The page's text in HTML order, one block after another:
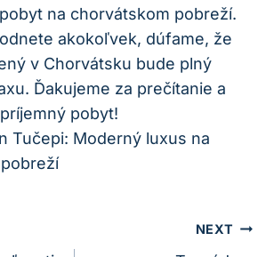
na chorvátskom pobreží.
akokoľvek, dúfame, že
v Chorvátsku bude plný
Ďakujeme za prečítanie a
pobyt!
NEXT